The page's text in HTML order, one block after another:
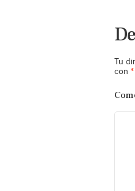
Tu
con *